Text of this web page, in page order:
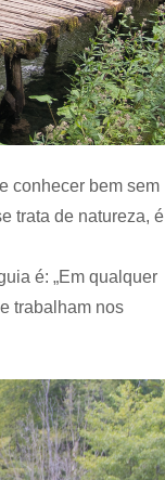
conhecer bem sem
trata de natureza, é
é: „Em qualquer
trabalham nos